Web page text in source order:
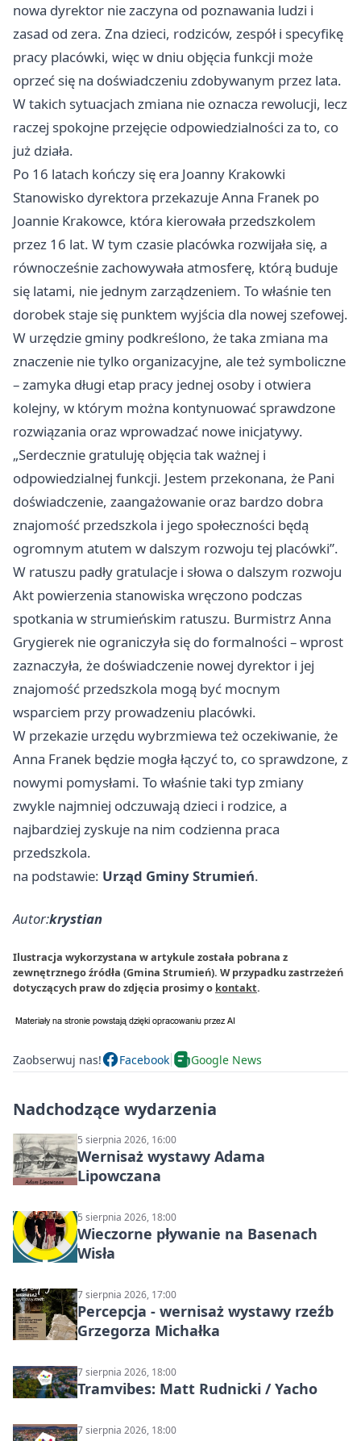
nowa dyrektor nie zaczyna od poznawania ludzi i
zasad od zera. Zna dzieci, rodziców, zespół i specyfikę
pracy placówki, więc w dniu objęcia funkcji może
oprzeć się na doświadczeniu zdobywanym przez lata.
W takich sytuacjach zmiana nie oznacza rewolucji, lecz
raczej spokojne przejęcie odpowiedzialności za to, co
już działa.
Po 16 latach kończy się era Joanny Krakowki
Stanowisko dyrektora przekazuje Anna Franek po
Joannie Krakowce, która kierowała przedszkolem
przez 16 lat. W tym czasie placówka rozwijała się, a
równocześnie zachowywała atmosferę, którą buduje
się latami, nie jednym zarządzeniem. To właśnie ten
dorobek staje się punktem wyjścia dla nowej szefowej.
W urzędzie gminy podkreślono, że taka zmiana ma
znaczenie nie tylko organizacyjne, ale też symboliczne
– zamyka długi etap pracy jednej osoby i otwiera
kolejny, w którym można kontynuować sprawdzone
rozwiązania oraz wprowadzać nowe inicjatywy.
„Serdecznie gratuluję objęcia tak ważnej i
odpowiedzialnej funkcji. Jestem przekonana, że Pani
doświadczenie, zaangażowanie oraz bardzo dobra
znajomość przedszkola i jego społeczności będą
ogromnym atutem w dalszym rozwoju tej placówki”.
W ratuszu padły gratulacje i słowa o dalszym rozwoju
Akt powierzenia stanowiska wręczono podczas
spotkania w strumieńskim ratuszu. Burmistrz Anna
Grygierek nie ograniczyła się do formalności – wprost
zaznaczyła, że doświadczenie nowej dyrektor i jej
znajomość przedszkola mogą być mocnym
wsparciem przy prowadzeniu placówki.
W przekazie urzędu wybrzmiewa też oczekiwanie, że
Anna Franek będzie mogła łączyć to, co sprawdzone, z
nowymi pomysłami. To właśnie taki typ zmiany
zwykle najmniej odczuwają dzieci i rodzice, a
najbardziej zyskuje na nim codzienna praca
przedszkola.
na podstawie: Urząd Gminy Strumień.
Autor:krystian
Ilustracja wykorzystana w artykule została pobrana z
zewnętrznego źródła (Gmina Strumień). W przypadku zastrzeżeń
dotyczących praw do zdjęcia prosimy o kontakt.
Zaobserwuj nas! Facebook Google News
Nadchodzące wydarzenia
5 sierpnia 2026, 16:00
Wernisaż wystawy Adama
Lipowczana
5 sierpnia 2026, 18:00
Wieczorne pływanie na Basenach
Wisła
7 sierpnia 2026, 17:00
Percepcja - wernisaż wystawy rzeźb
Grzegorza Michałka
7 sierpnia 2026, 18:00
Tramvibes: Matt Rudnicki / Yacho
7 sierpnia 2026, 18:00